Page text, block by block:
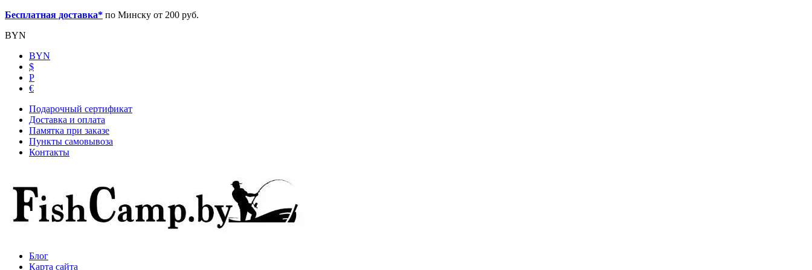
Бесплатная доставка* по Минску от 200 руб.
BYN
BYN
$
Р
€
Подарочный сертификат
Доставка и оплата
Памятка при заказе
Пункты самовывоза
Контакты
Блог
Карта сайта